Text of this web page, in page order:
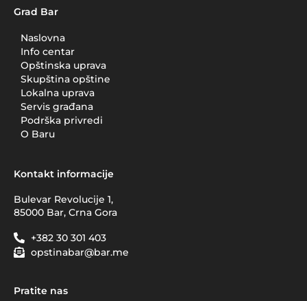
Grad Bar
Naslovna
Info centar
Opštinska uprava
Skupština opštine
Lokalna uprava
Servis građana
Podrška privredi
O Baru
Kontakt informacije
Bulevar Revolucije 1,
85000 Bar, Crna Gora
+382 30 301 403
opstinabar@bar.me
Pratite nas